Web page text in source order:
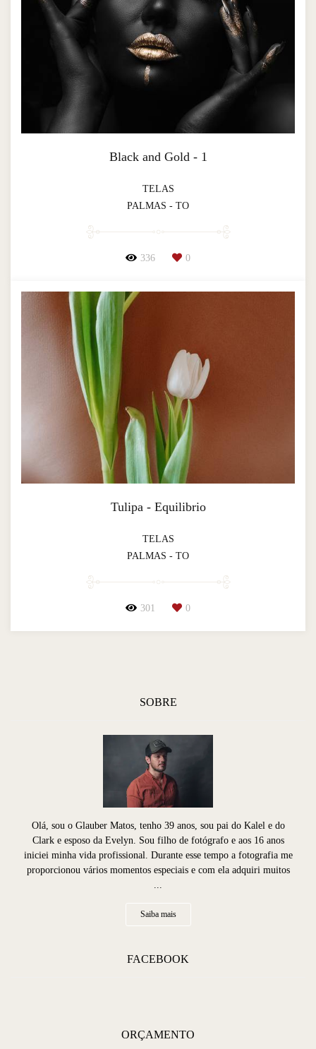
Black and Gold - 1
TELAS
PALMAS - TO
336 0
Tulipa - Equilibrio
TELAS
PALMAS - TO
301 0
SOBRE
Olá, sou o Glauber Matos, tenho 39 anos, sou pai do Kalel e do
Clark e esposo da Evelyn. Sou filho de fotógrafo e aos 16 anos
iniciei minha vida profissional. Durante esse tempo a fotografia me
proporcionou vários momentos especiais e com ela adquiri muitos
...
Saiba mais
FACEBOOK
ORÇAMENTO